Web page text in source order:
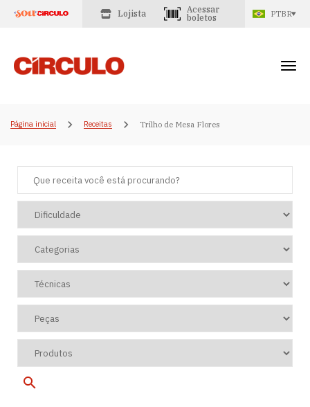
Lojista
Acessar
boletos
PTBR
Página inicial Receitas Trilho de Mesa Flores